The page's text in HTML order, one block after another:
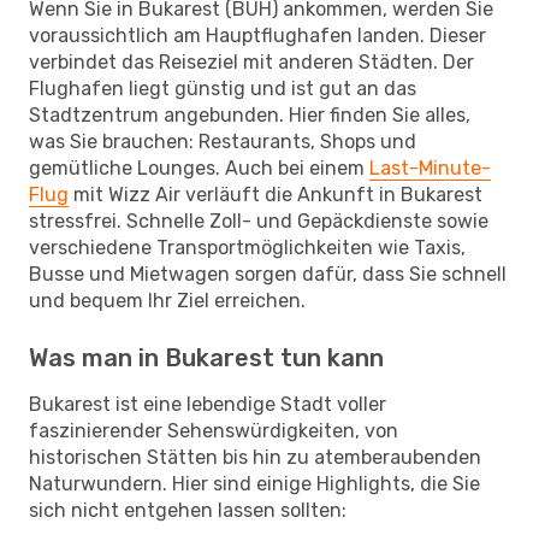
Wenn Sie in Bukarest (BUH) ankommen, werden Sie
voraussichtlich am Hauptflughafen landen. Dieser
verbindet das Reiseziel mit anderen Städten. Der
Flughafen liegt günstig und ist gut an das
Stadtzentrum angebunden. Hier finden Sie alles,
was Sie brauchen: Restaurants, Shops und
gemütliche Lounges. Auch bei einem Last-Minute-
Flug mit Wizz Air verläuft die Ankunft in Bukarest
stressfrei. Schnelle Zoll- und Gepäckdienste sowie
verschiedene Transportmöglichkeiten wie Taxis,
Busse und Mietwagen sorgen dafür, dass Sie schnell
und bequem Ihr Ziel erreichen.
Was man in Bukarest tun kann
Bukarest ist eine lebendige Stadt voller
faszinierender Sehenswürdigkeiten, von
historischen Stätten bis hin zu atemberaubenden
Naturwundern. Hier sind einige Highlights, die Sie
sich nicht entgehen lassen sollten: